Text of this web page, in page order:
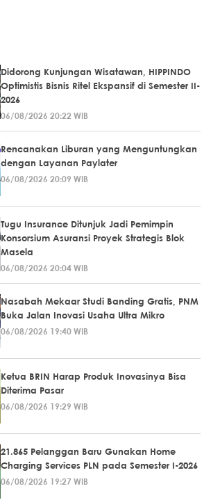
Didorong Kunjungan Wisatawan, HIPPINDO
Optimistis Bisnis Ritel Ekspansif di Semester II-
2026
06/08/2026 20:22 WIB
Rencanakan Liburan yang Menguntungkan
dengan Layanan Paylater
06/08/2026 20:09 WIB
Tugu Insurance Ditunjuk Jadi Pemimpin
Konsorsium Asuransi Proyek Strategis Blok
Masela
06/08/2026 20:04 WIB
Nasabah Mekaar Studi Banding Gratis, PNM
Buka Jalan Inovasi Usaha Ultra Mikro
06/08/2026 19:40 WIB
Ketua BRIN Harap Produk Inovasinya Bisa
Diterima Pasar
06/08/2026 19:29 WIB
21.865 Pelanggan Baru Gunakan Home
Charging Services PLN pada Semester I-2026
06/08/2026 19:27 WIB